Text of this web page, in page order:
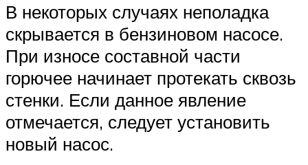
В некоторых случаях неполадка
скрывается в бензиновом насосе.
При износе составной части
горючее начинает протекать сквозь
стенки. Если данное явление
отмечается, следует установить
новый насос.